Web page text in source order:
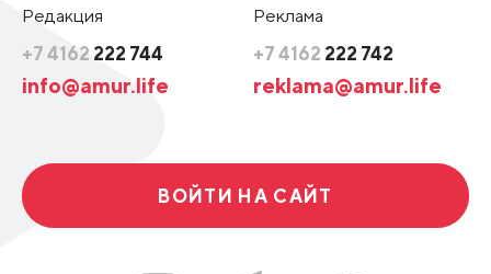
Редакция
+7 4162 222 744
info@amur.life
Реклама
+7 4162 222 742
reklama@amur.life
ВОЙТИ НА САЙТ